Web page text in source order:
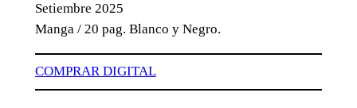
Setiembre 2025
Manga / 20 pag. Blanco y Negro.
COMPRAR DIGITAL